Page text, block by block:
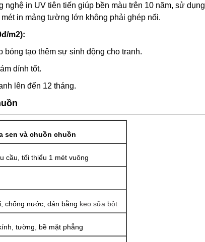
nghệ in UV tiên tiến giúp bền màu trên 10 năm, sử
in mảng tường lớn không phải ghép nối.
m2):
tạo thêm sự sinh động cho tranh.
dính tốt.
lên đến 12 tháng.
sen và chuồn chuồn
cầu, tối thiểu 1 mét vuông
chống nước, dán bằng keo sữa bột
tường, bề mặt phẳng